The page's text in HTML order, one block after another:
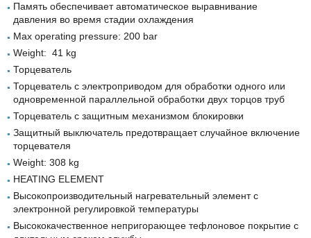
Память обеспечивает автоматическое выравнивание
давления во время стадии охлаждения
Max operating pressure: 200 bar
Weight: 41 kg
Торцеватель
Торцеватель с электроприводом для обработки одного или
одновременной параллельной обработки двух торцов труб
Торцеватель с защитным механизмом блокировки
Защитный выключатель предотвращает случайное включение
торцевателя
Weight: 308 kg
HEATING ELEMENT
Высокопроизводительный нагревательный элемент с
электронной регулировкой температуры
Высококачественное непригорающее тефлоновое покрытие с